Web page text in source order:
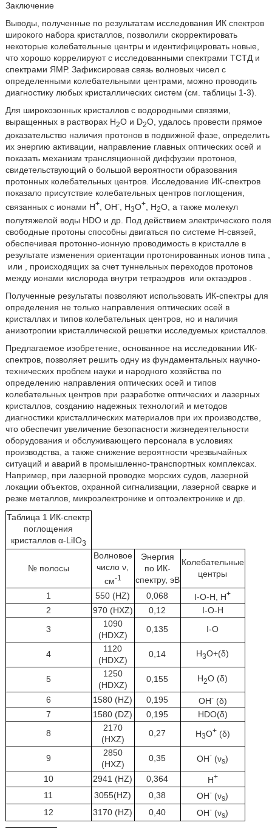
Заключение
Выводы, полученные по результатам исследования ИК спектров
широкого набора кристаллов, позволили скорректировать
некоторые колебательные центры и идентифицировать новые,
что хорошо коррелируют с исследованными спектрами ТСТД и
спектрами ЯМР. Зафиксировав связь волновых чисел с
определенными колебательными центрами, можно проводить
диагностику любых кристаллических систем (см. таблицы 1-3).
Для широкозонных кристаллов с водородными связями,
выращенных в растворах Н2О и D2O, удалось провести прямое
доказательство наличия протонов в подвижной фазе, определить
их энергию активации, направление главных оптических осей и
показать механизм трансляционной диффузии протонов,
свидетельствующий о большой вероятности образования
протонных колебательных центров. Исследование ИК-спектров
показало присутствие колебательных центров поглощения,
связанных с ионами Н+, ОН-, Н3О+, Н2О, а также молекул
полутяжелой воды HDO и др. Под действием электрического поля
свободные протоны способны двигаться по системе Н-связей,
обеспечивая протонно-ионную проводимость в кристалле в
результате изменения ориентации протонированных ионов типа
или
, происходящих за счет туннельных переходов протонов
между ионами кислорода внутри тетраэдров или октаэдров
Полученные результаты позволяют использовать ИК-спектры для
определения не только направления оптических осей в
кристаллах и типов колебательных центров, но и наличия
анизотропии кристаллической решетки исследуемых кристаллов.
Предлагаемое изобретение, основанное на исследовании ИК-
спектров, позволяет решить одну из фундаментальных научно-
технических проблем науки и народного хозяйства по
определению направления оптических осей и типов
колебательных центров при разработке оптических и лазерных
кристаллов, созданию надежных технологий и методов
диагностики кристаллических материалов при их производстве,
что обеспечит увеличение безопасности жизнедеятельности
оборудования и обслуживающего персонала в условиях
производства, а также снижение вероятности чрезвычайных
ситуаций и аварий в промышленно-транспортных комплексах.
Например, при лазерной проводке морских судов, лазерной
локации объектов, охранной сигнализации, лазерной сварке и
резке металлов, микроэлектронике и оптоэлектронике и др.
Таблица 1 ИК-спектр
поглощения
кристаллов α-LiIO3
№ полосы
Волновое
число ν,
см-1
Энергия
по ИК-
спектру, эВ
Колебательные
центры
1 550 (НZ) 0,068 I-O-Н, Н+
2 970 (HXZ) 0,12
I-O-Н
3
1090
(HDXZ)
0,135 I-O
4
1120
(HDXZ)
0,14 Н3О+(δ)
5
1250
(HDXZ)
0,155 Н2О (δ)
6 1580 (НZ) 0,195 ОН-(δ)
7
1580 (DZ) 0,195
HDO(δ)
8
2170
(HXZ)
0,27 Н3О+(δ)
9
2850
(HXZ)
0,35 ОН- (νs)
10 2941 (HZ) 0,364 Н+
11 3055(НZ) 0,38 ОН- (νs)
12
3170 (HZ) 0,40 ОН- (νs)